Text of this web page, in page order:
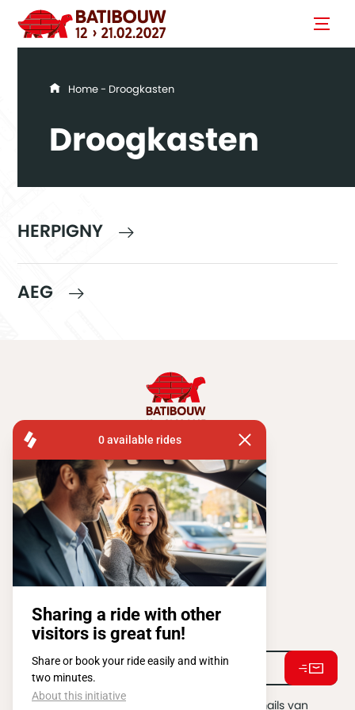
You are here
Home- Droogkasten
Droogkasten
HERPIGNY
AEG
FISA OPERATIONS
ATOMIUMSQUARE, 1 PB 505
1020 BRUSSEL
Tel:+ 32 2 663 14 01
Stay connected !
Ik ga akkoord met het ontvangen van e-mails van